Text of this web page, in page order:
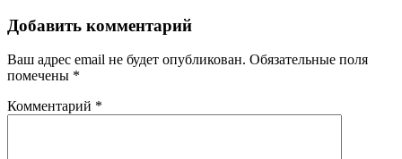
Добавить комментарий
Ваш адрес email не будет опубликован. Обязательные поля
помечены *
Комментарий *